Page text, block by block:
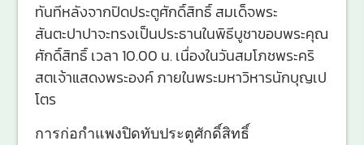
ทันทีหลังจากปิดประตูศักดิ์สิทธิ์ สมเด็จพระ
สันตะปาปาจะทรงเป็นประธานในพิธีบูชาขอบพระคุณ
ศักดิ์สิทธิ์ เวลา 10.00 น. เนื่องในวันสมโภชพระคริ
สตเจ้าแสดงพระองค์ ภายในพระมหาวิหารนักบุญเป
โตร
การก่อกำแพงปิดทับประตูศักดิ์สิทธิ์